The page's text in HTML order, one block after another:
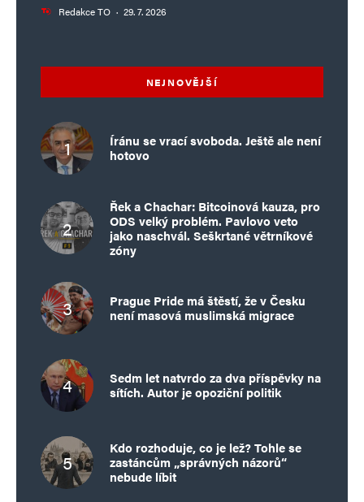
Redakce TO · 29. 7. 2026
NEJNOVĚJŠÍ
Íránu se vrací svoboda. Ještě ale není
hotovo
Řek a Chachar: Bitcoinová kauza, pro
ODS velký problém. Pavlovo veto
jako naschvál. Seškrtané větrníkové
zóny
Prague Pride má štěstí, že v Česku
není masová muslimská migrace
Sedm let natvrdo za dva příspěvky na
sítích. Autor je opoziční politik
Kdo rozhoduje, co je lež? Tohle se
zastáncům „správných názorů“
nebude líbit